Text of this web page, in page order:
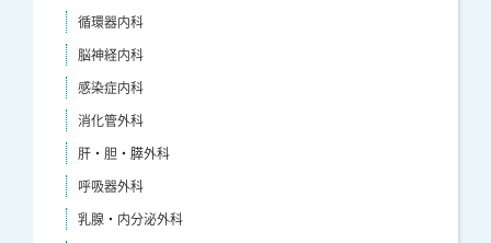
循環器内科
脳神経内科
感染症内科
消化管外科
肝・胆・膵外科
呼吸器外科
乳腺・内分泌外科